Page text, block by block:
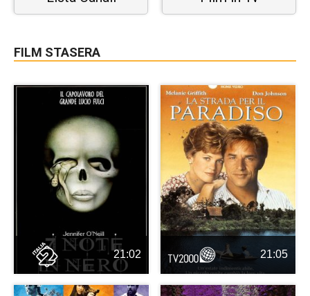
FILM STASERA
21:02 21:05